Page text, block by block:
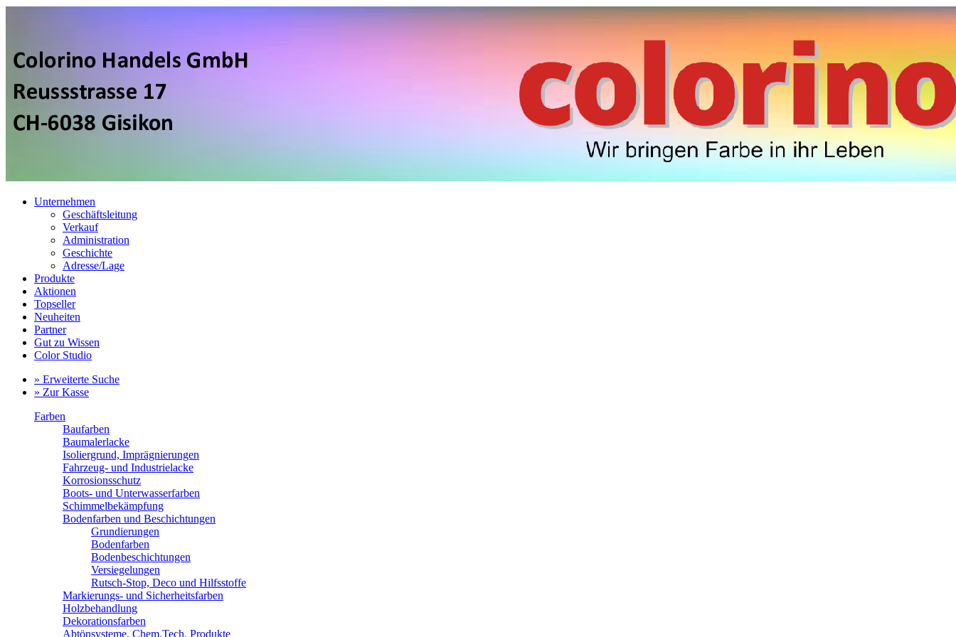
Unternehmen
Geschäftsleitung
Verkauf
Administration
Geschichte
Adresse/Lage
Produkte
Aktionen
Topseller
Neuheiten
Partner
Gut zu Wissen
Color Studio
» Erweiterte Suche
» Zur Kasse
Farben
Baufarben
Baumalerlacke
Isoliergrund, Imprägnierungen
Fahrzeug- und Industrielacke
Korrosionsschutz
Boots- und Unterwasserfarben
Schimmelbekämpfung
Bodenfarben und Beschichtungen
Grundierungen
Bodenfarben
Bodenbeschichtungen
Versiegelungen
Rutsch-Stop, Deco und Hilfsstoffe
Markierungs- und Sicherheitsfarben
Holzbehandlung
Dekorationsfarben
Abtönsysteme, Chem.Tech. Produkte